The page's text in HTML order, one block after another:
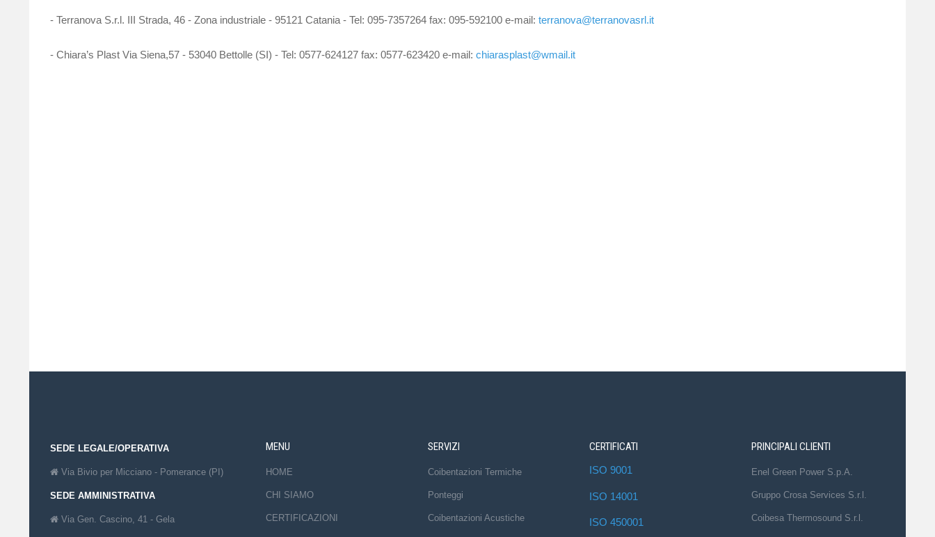
- Terranova S.r.l. III Strada, 46 - Zona industriale - 95121 Catania - Tel: 095-7357264 fax: 095-592100 e-mail: terranova@terranovasrl.it
- Chiara’s Plast Via Siena,57 - 53040 Bettolle (SI) - Tel: 0577-624127 fax: 0577-623420 e-mail: chiarasplast@wmail.it
SEDE LEGALE/OPERATIVA
Via Bivio per Micciano - Pomerance (PI)
SEDE AMMINISTRATIVA
Via Gen. Cascino, 41 - Gela
MENU
HOME
CHI SIAMO
CERTIFICAZIONI
SERVIZI
Coibentazioni Termiche
Ponteggi
Coibentazioni Acustiche
CERTIFICATI
ISO 9001
ISO 14001
ISO 450001
PRINCIPALI CLIENTI
Enel Green Power S.p.A.
Gruppo Crosa Services S.r.l.
Coibesa Thermosound S.r.l.